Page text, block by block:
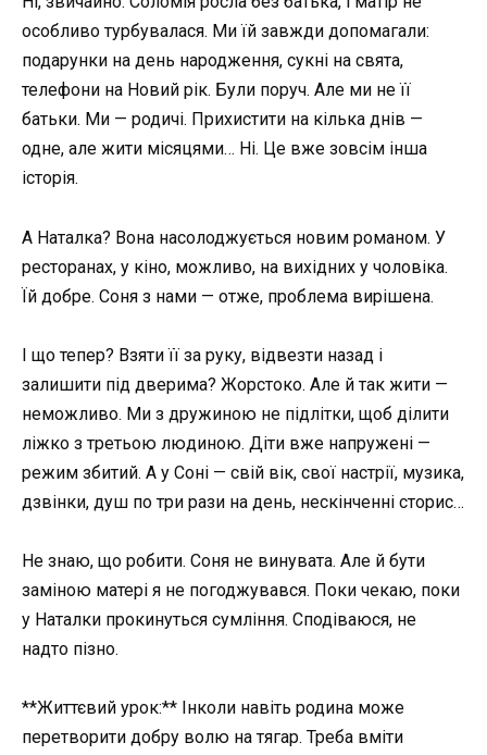
особливо турбувалася. Ми їй завжди допомагали:
подарунки на день народження, сукні на свята,
телефони на Новий рік. Були поруч. Але ми не її
батьки. Ми — родичі. Прихистити на кілька днів —
одне, але жити місяцями… Ні. Це вже зовсім інша
історія.
А Наталка? Вона насолоджується новим романом. У
ресторанах, у кіно, можливо, на вихідних у чоловіка.
Їй добре. Соня з нами — отже, проблема вирішена.
І що тепер? Взяти її за руку, відвезти назад і
залишити під дверима? Жорстоко. Але й так жити —
неможливо. Ми з дружиною не підлітки, щоб ділити
ліжко з третьою людиною. Діти вже напружені —
режим збитий. А у Соні — свій вік, свої настрії, музика,
дзвінки, душ по три рази на день, нескінченні сторис…
Не знаю, що робити. Соня не винувата. Але й бути
заміною матері я не погоджувався. Поки чекаю, поки
у Наталки прокинуться сумління. Сподіваюся, не
надто пізно.
**Життєвий урок:** Інколи навіть родина може
перетворити добру волю на тягар. Треба вміти